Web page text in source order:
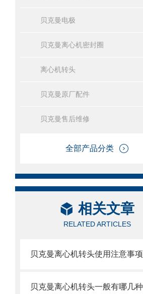
贝克曼电极
贝克曼离心机密封圈
离心机转头
贝克曼原厂配件
贝克曼售后维修
全部产品分类
相关文章
RELATED ARTICLES
贝克曼离心机转头使用注意事项